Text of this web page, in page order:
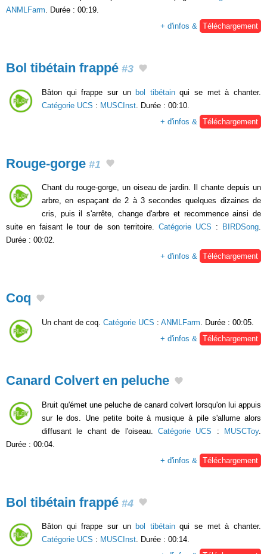
ANMLFarm . Durée : 00:19.
+ d'infos &
Téléchargement
Bol tibétain frappé #3
Bâton qui frappe sur unbol tibétainqui se met à chanter.
Catégorie UCS : MUSCInst . Durée : 00:10.
+ d'infos &
Téléchargement
Rouge-gorge #1
Chant du rouge-gorge, un oiseau de jardin. Il chante depuis un
arbre, en espaçant de 2 à 3 secondes quelques dizaines de
cris, puis il s'arrête, change d'arbre et recommence ainsi de
suite en faisant le tour de son territoire. Catégorie UCS : BIRDSong.
Durée : 00:02.
+ d'infos & Téléchargement
Coq
Un chant de coq. Catégorie UCS : ANMLFarm . Durée : 00:05.
+ d'infos &
Téléchargement
Canard Colvert en peluche
Bruit qu'émet une peluche de canard colvert lorsqu'on lui appuis
sur le dos. Une petite boite à musique à pile s'allume alors
diffusant le chant de l'oiseau. Catégorie UCS : MUSCToy.
Durée : 00:04.
+ d'infos &
Téléchargement
Bol tibétain frappé #4
Bâton qui frappe sur un bol tibétainqui se met à chanter.
Catégorie UCS : MUSCInst. Durée : 00:14.